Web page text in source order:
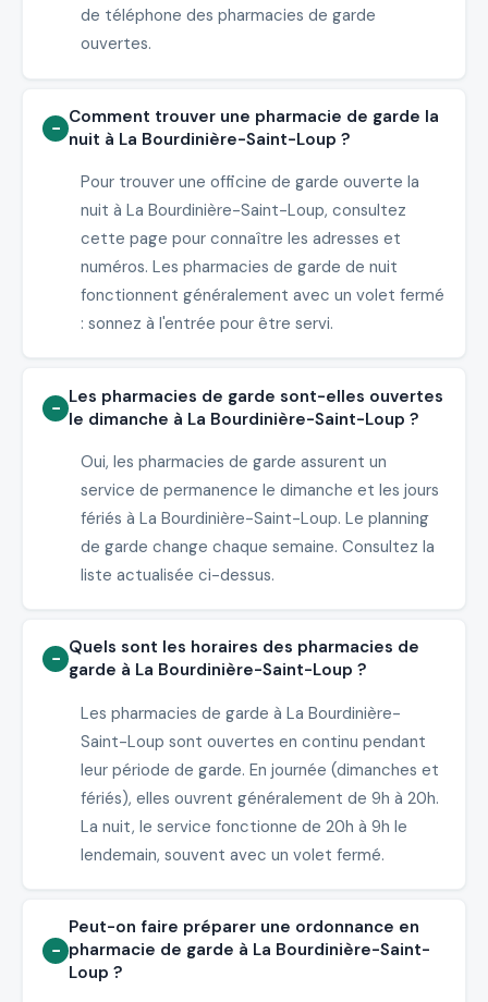
de téléphone des pharmacies de garde
ouvertes.
Comment trouver une pharmacie de garde la
nuit à La Bourdinière-Saint-Loup ?
Pour trouver une officine de garde ouverte la
nuit à La Bourdinière-Saint-Loup, consultez
cette page pour connaître les adresses et
numéros. Les pharmacies de garde de nuit
fonctionnent généralement avec un volet fermé
: sonnez à l'entrée pour être servi.
Les pharmacies de garde sont-elles ouvertes
le dimanche à La Bourdinière-Saint-Loup ?
Oui, les pharmacies de garde assurent un
service de permanence le dimanche et les jours
fériés à La Bourdinière-Saint-Loup. Le planning
de garde change chaque semaine. Consultez la
liste actualisée ci-dessus.
Quels sont les horaires des pharmacies de
garde à La Bourdinière-Saint-Loup ?
Les pharmacies de garde à La Bourdinière-
Saint-Loup sont ouvertes en continu pendant
leur période de garde. En journée (dimanches et
fériés), elles ouvrent généralement de 9h à 20h.
La nuit, le service fonctionne de 20h à 9h le
lendemain, souvent avec un volet fermé.
Peut-on faire préparer une ordonnance en
pharmacie de garde à La Bourdinière-Saint-
Loup ?